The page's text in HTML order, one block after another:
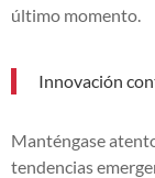
último momento.
Innovación
Manténgase
tendencias